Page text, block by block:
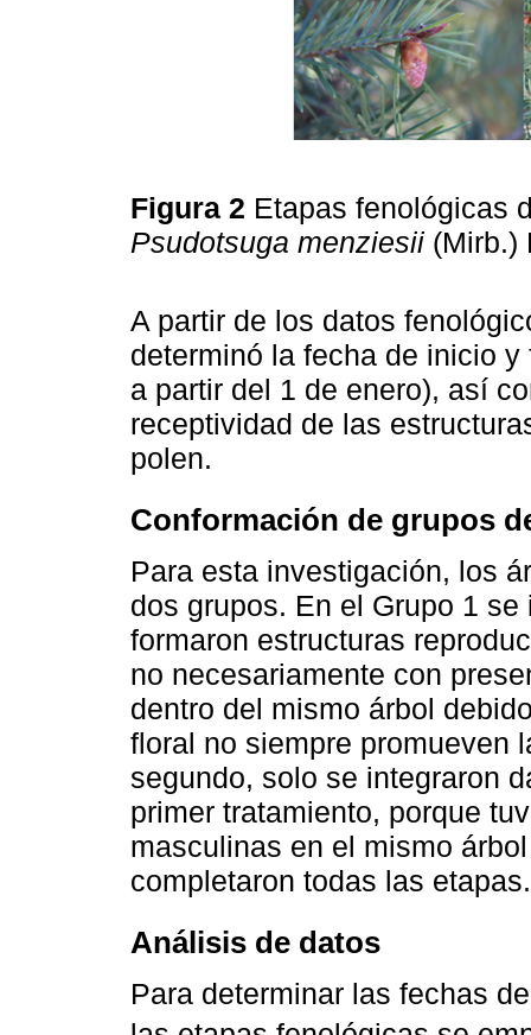
Figura 2 Etapas fenológicas
Psudotsuga menziesii (Mirb.)
A partir de los datos
determinó la fecha de inicio
a partir del 1 de enero), así
receptividad de las
polen.
Conformación de grupos
Para esta investigación, los
dos grupos. En el Grupo 1
formaron estructuras
no necesariamente con
dentro del mismo árbol
floral no siempre promueven
segundo, solo se integraron
primer tratamiento, porque
masculinas en el mismo
completaron todas las etapas.
Análisis de datos
Para determinar las fechas